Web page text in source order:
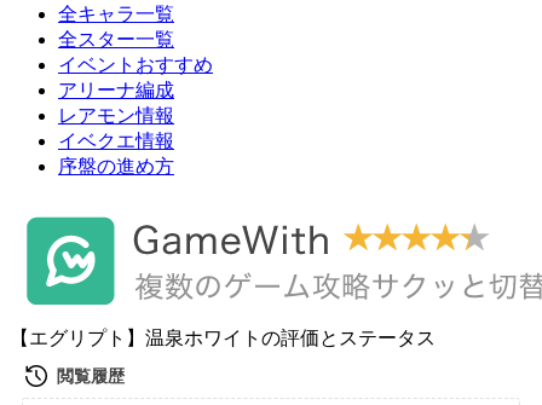
全キャラ一覧
全スター一覧
イベントおすすめ
アリーナ編成
レアモン情報
イベクエ情報
序盤の進め方
【エグリプト】温泉ホワイトの評価とステータス